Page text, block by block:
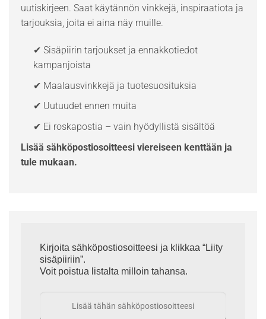
uutiskirjeen. Saat käytännön vinkkejä, inspiraatiota ja
tarjouksia, joita ei aina näy muille.
✔ Sisäpiirin tarjoukset ja ennakkotiedot
kampanjoista
✔ Maalausvinkkejä ja tuotesuosituksia
✔ Uutuudet ennen muita
✔ Ei roskapostia – vain hyödyllistä sisältöä
Lisää sähköpostiosoitteesi viereiseen kenttään ja
tule mukaan.
Kirjoita sähköpostiosoitteesi ja klikkaa “Liity
sisäpiiriin”.
Voit poistua listalta milloin tahansa.